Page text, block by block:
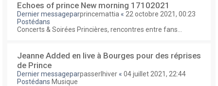
Echoes of prince New morning 17102021
Dernier messageparprincemattia « 22 octobre 2021, 00:23
Postédans
Concerts & Soirées Princières, rencontres entre fans...
Jeanne Added en live à Bourges pour des réprises
de Prince
Dernier messageparpasserlhiver « 04 juillet 2021, 22:44
Postédans Musique